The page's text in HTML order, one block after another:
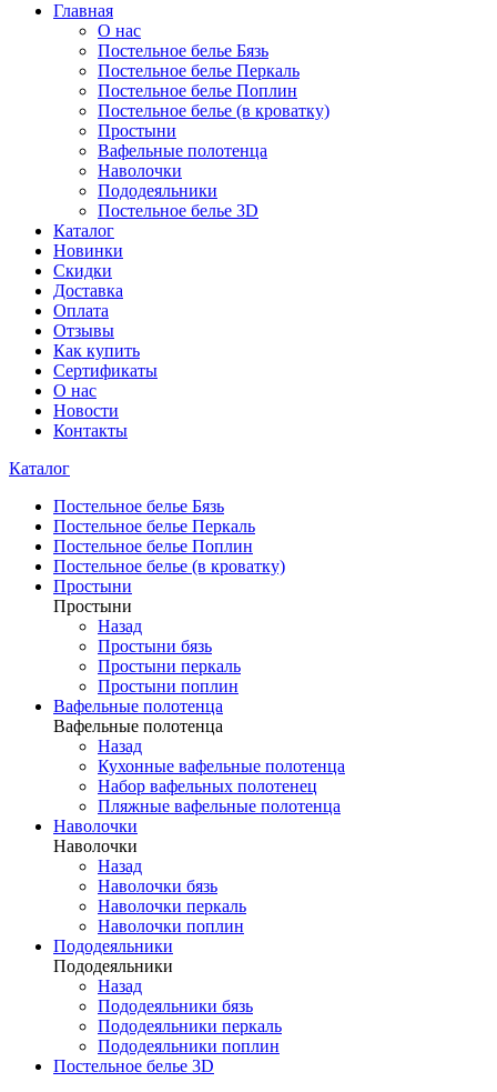
Главная
О нас
Постельное белье Бязь
Постельное белье Перкаль
Постельное белье Поплин
Постельное белье (в кроватку)
Простыни
Вафельные полотенца
Наволочки
Пододеяльники
Постельное белье 3D
Каталог
Новинки
Скидки
Доставка
Оплата
Отзывы
Как купить
Сертификаты
О нас
Новости
Контакты
Каталог
Постельное белье Бязь
Постельное белье Перкаль
Постельное белье Поплин
Постельное белье (в кроватку)
Простыни
Простыни
Назад
Простыни бязь
Простыни перкаль
Простыни поплин
Вафельные полотенца
Вафельные полотенца
Назад
Кухонные вафельные полотенца
Набор вафельных полотенец
Пляжные вафельные полотенца
Наволочки
Наволочки
Назад
Наволочки бязь
Наволочки перкаль
Наволочки поплин
Пододеяльники
Пододеяльники
Назад
Пододеяльники бязь
Пододеяльники перкаль
Пододеяльники поплин
Постельное белье 3D